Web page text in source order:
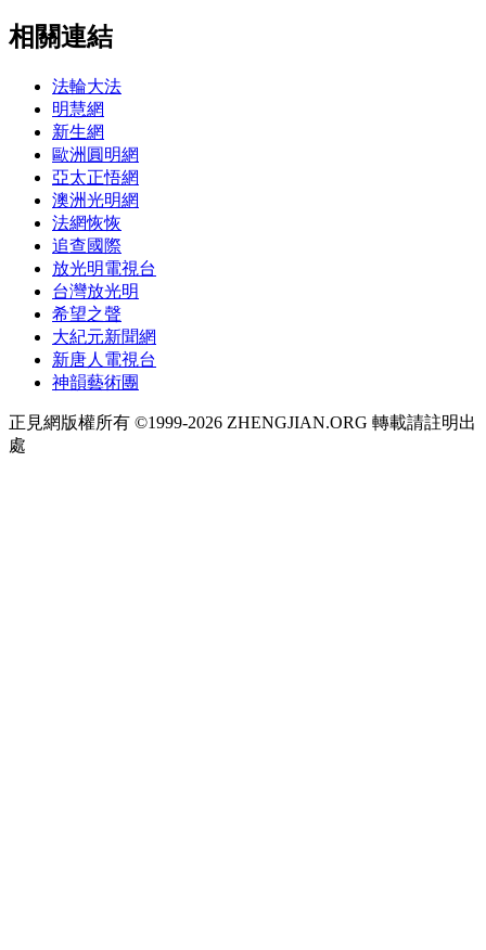
相關連結
法輪大法
明慧網
新生網
歐洲圓明網
亞太正悟網
澳洲光明網
法網恢恢
追查國際
放光明電視台
台灣放光明
希望之聲
大紀元新聞網
新唐人電視台
神韻藝術團
正見網版權所有 ©1999-2026 ZHENGJIAN.ORG 轉載請註明出
處